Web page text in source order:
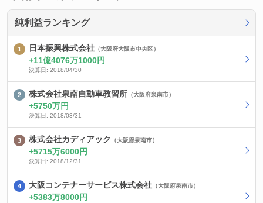
純利益ランキング
日本振興株式会社 （大阪府大阪市中央区）
11億4076万1000円
決算日: 2018/04/30
株式会社泉南自動車教習所 （大阪府泉南市）
5750万円
決算日: 2018/03/31
株式会社カディアック （大阪府泉南市）
5715万6000円
決算日: 2018/12/31
大阪コンテナーサービス株式会社 （大阪府泉南市）
5383万8000円